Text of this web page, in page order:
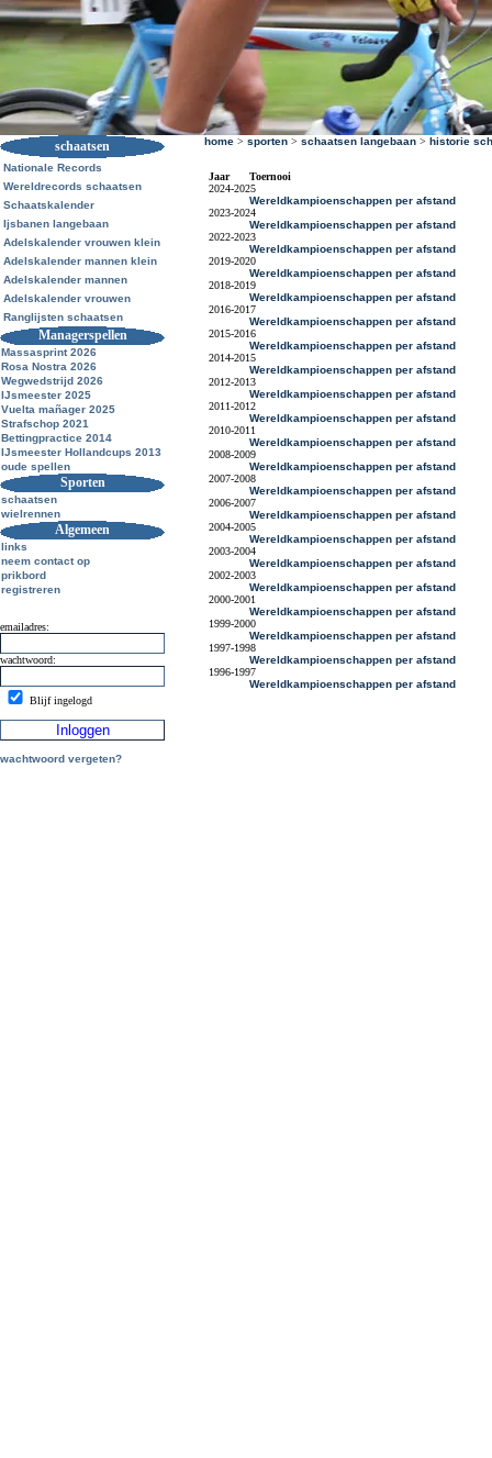
schaatsen
Nationale Records
Wereldrecords schaatsen
Schaatskalender
Ijsbanen langebaan
Adelskalender vrouwen klein
Adelskalender mannen klein
Adelskalender mannen
Adelskalender vrouwen
Ranglijsten schaatsen
Managerspellen
Massasprint 2026
Rosa Nostra 2026
Wegwedstrijd 2026
IJsmeester 2025
Vuelta mañager 2025
Strafschop 2021
Bettingpractice 2014
IJsmeester Hollandcups 2013
oude spellen
Sporten
schaatsen
wielrennen
Algemeen
links
neem contact op
prikbord
registreren
emailadres:
wachtwoord:
Blijf ingelogd
wachtwoord vergeten?
home > sporten > schaatsen langebaan > historie
Jaar
Toernooi
2024-2025
Wereldkampioenschappen per afstand
2023-2024
Wereldkampioenschappen per afstand
2022-2023
Wereldkampioenschappen per afstand
2019-2020
Wereldkampioenschappen per afstand
2018-2019
Wereldkampioenschappen per afstand
2016-2017
Wereldkampioenschappen per afstand
2015-2016
Wereldkampioenschappen per afstand
2014-2015
Wereldkampioenschappen per afstand
2012-2013
Wereldkampioenschappen per afstand
2011-2012
Wereldkampioenschappen per afstand
2010-2011
Wereldkampioenschappen per afstand
2008-2009
Wereldkampioenschappen per afstand
2007-2008
Wereldkampioenschappen per afstand
2006-2007
Wereldkampioenschappen per afstand
2004-2005
Wereldkampioenschappen per afstand
2003-2004
Wereldkampioenschappen per afstand
2002-2003
Wereldkampioenschappen per afstand
2000-2001
Wereldkampioenschappen per afstand
1999-2000
Wereldkampioenschappen per afstand
1997-1998
Wereldkampioenschappen per afstand
1996-1997
Wereldkampioenschappen per afstand